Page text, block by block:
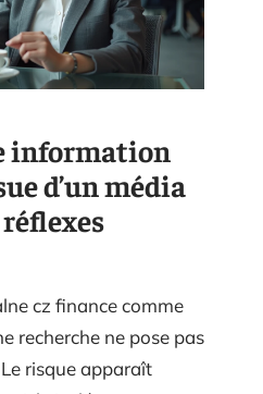
information
d’un média
cz finance comme
recherche ne pose pas
risque apparaît